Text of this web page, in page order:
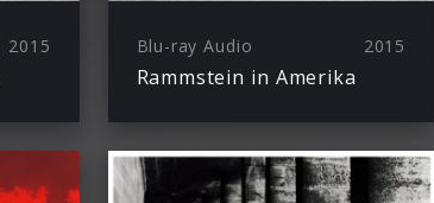
2015 Blu-ray Audio 2015
Rammstein in Amerika